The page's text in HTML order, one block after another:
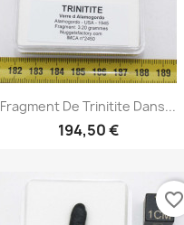
Aperçu rapide
Fragment De Trinitite Dans...
194,50 €
favorite_border